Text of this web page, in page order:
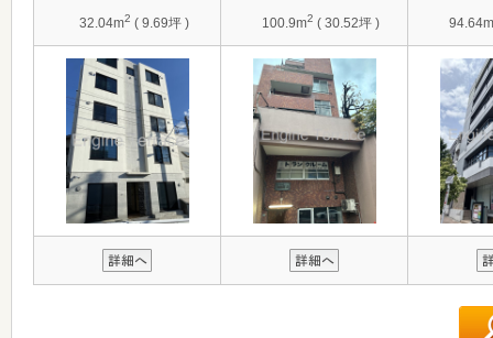
32.04m2 ( 9.69坪 ) 100.9m2 ( 30.52坪 ) 94.64m